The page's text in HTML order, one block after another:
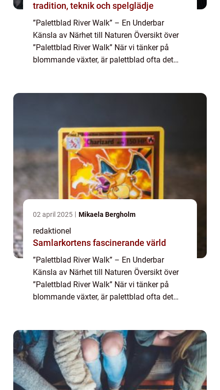
tradition, teknik och spelglädje
”Palettblad River Walk” – En Underbar
Känsla av Närhet till Naturen Översikt över
”Palettblad River Walk” När vi tänker på
blommande växter, är palettblad ofta det
02 april 2025 Mikaela Bergholm
redaktionel
Samlarkortens fascinerande värld
”Palettblad River Walk” – En Underbar
Känsla av Närhet till Naturen Översikt över
”Palettblad River Walk” När vi tänker på
blommande växter, är palettblad ofta det